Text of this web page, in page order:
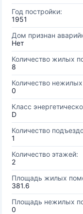
Год постройки:
1951
Дом признан
Нет
Количество жилых
8
Количество
0
Класс
D
Количество
1
Количество этажей:
2
Площадь жилых
381.6
Площадь нежилых
0